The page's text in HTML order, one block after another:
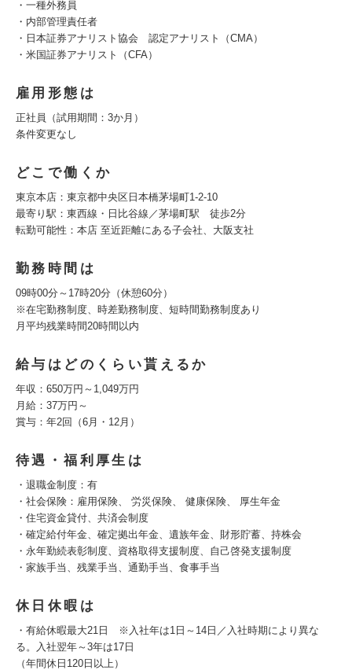
・一種外務員
・内部管理責任者
・日本証券アナリスト協会 認定アナリスト（CMA）
・米国証券アナリスト（CFA）
雇用形態は
正社員（試用期間：3か月）
条件変更なし
どこで働くか
東京本店：東京都中央区日本橋茅場町1-2-10
最寄り駅：東西線・日比谷線／茅場町駅 徒歩2分
転勤可能性：本店 至近距離にある子会社、大阪支社
勤務時間は
09時00分～17時20分（休憩60分）
※在宅勤務制度、時差勤務制度、短時間勤務制度あり
月平均残業時間20時間以内
給与はどのくらい貰えるか
年収：650万円～1,049万円
月給：37万円～
賞与：年2回（6月・12月）
待遇・福利厚生は
・退職金制度：有
・社会保険：雇用保険、 労災保険、 健康保険、 厚生年金
・住宅資金貸付、共済会制度
・確定給付年金、確定拠出年金、遺族年金、財形貯蓄、持株会
・永年勤続表彰制度、資格取得支援制度、自己啓発支援制度
・家族手当、残業手当、通勤手当、食事手当
休日休暇は
・有給休暇最大21日 ※入社年は1日～14日／入社時期により異な
る。入社翌年～3年は17日
（年間休日120日以上）